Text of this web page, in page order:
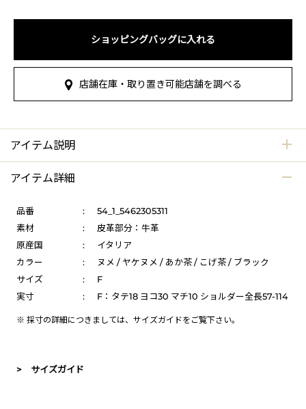
ショッピングバッグに入れる
店舗在庫・取り置き可能店舗を調べる
アイテム説明
アイテム詳細
品番 :
54_1_5462305311
素材
:
皮革部分：牛革
原産国
:
イタリア
カラー
:
ヌメ / ヤケヌメ / あか茶 / こげ茶 / ブラック
サイズ
:
F
実寸
: F：タテ18 ヨコ30 マチ10 ショルダー全長57-114
※ 採寸の詳細につきましては、 サイズガイドをご覧下さい。
> サイズガイド